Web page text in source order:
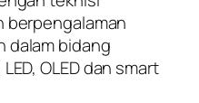
berpengalaman
dalam bidang
OLED dan smart